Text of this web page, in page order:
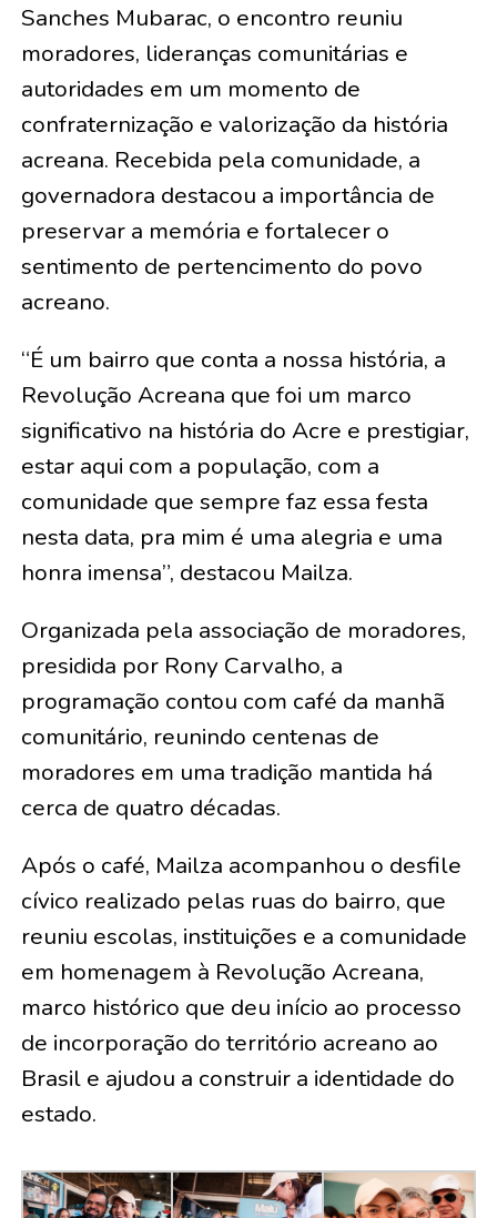
Sanches Mubarac, o encontro reuniu
moradores, lideranças comunitárias e
autoridades em um momento de
confraternização e valorização da história
acreana. Recebida pela comunidade, a
governadora destacou a importância de
preservar a memória e fortalecer o
sentimento de pertencimento do povo
acreano.
“É um bairro que conta a nossa história, a
Revolução Acreana que foi um marco
significativo na história do Acre e prestigiar,
estar aqui com a população, com a
comunidade que sempre faz essa festa
nesta data, pra mim é uma alegria e uma
honra imensa”, destacou Mailza.
Organizada pela associação de moradores,
presidida por Rony Carvalho, a
programação contou com café da manhã
comunitário, reunindo centenas de
moradores em uma tradição mantida há
cerca de quatro décadas.
Após o café, Mailza acompanhou o desfile
cívico realizado pelas ruas do bairro, que
reuniu escolas, instituições e a comunidade
em homenagem à Revolução Acreana,
marco histórico que deu início ao processo
de incorporação do território acreano ao
Brasil e ajudou a construir a identidade do
estado.